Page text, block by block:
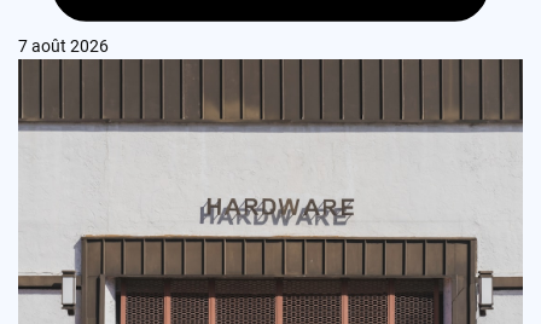
7 août 2026